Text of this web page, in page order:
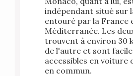
indépendant situé sur
entouré par la France
Méditerranée. Les
trouvent à environ 30
de l'autre et sont
accessibles en
en commun.